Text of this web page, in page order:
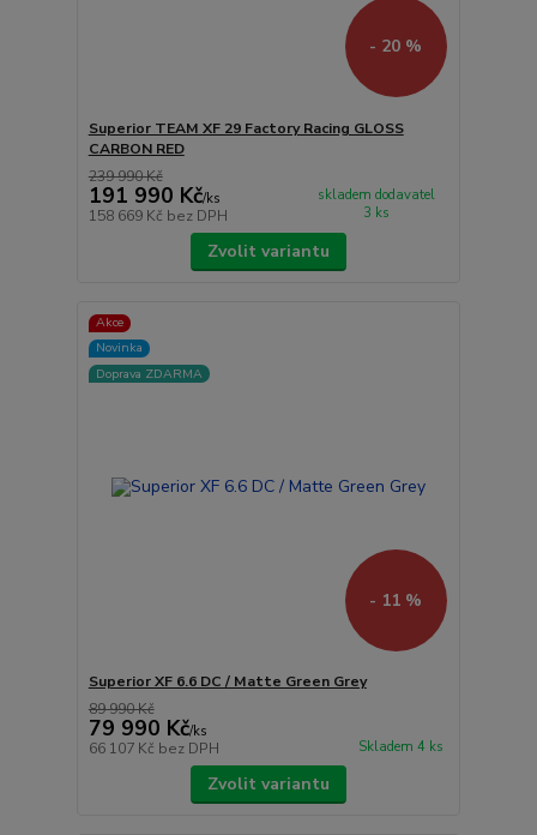
- 20 %
Superior TEAM XF 29 Factory Racing GLOSS
CARBON RED
239 990 Kč
191 990 Kč/ks
158 669 Kč bez DPH
skladem dodavatel
3 ks
Zvolit variantu
Akce
Novinka
Doprava ZDARMA
- 11 %
Superior XF 6.6 DC / Matte Green Grey
89 990 Kč
79 990 Kč/ks
66 107 Kč bez DPH Skladem 4 ks
Zvolit variantu